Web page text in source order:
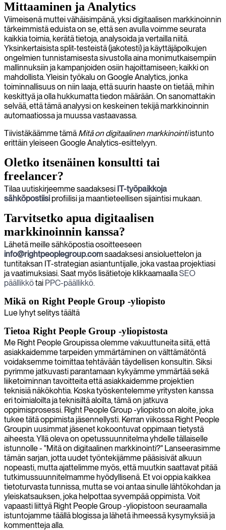
Mittaaminen ja Analytics
Viimeisenä muttei vähäisimpänä, yksi digitaalisen markkinoinnin
tärkeimmistä eduista on se, että sen avulla voimme seurata
kaikkia toimia, kerätä tietoja, analysoida ja vertailla niitä.
Yksinkertaisista split-testeistä (jakotesti) ja käyttäjäpolkujen
ongelmien tunnistamisesta sivustolla aina monimutkaisempiin
mallinnuksiin ja kampanjoiden osiin hajoittamiseen; kaikki on
mahdollista. Yleisin työkalu on Google Analytics, jonka
toiminnallisuus on niin laaja, että suurin haaste on tietää, mihin
keskittyä ja olla hukkumatta tiedon määrään. On sanomattakin
selvää, että tämä analyysi on keskeinen tekijä markkinoinnin
automaatiossa ja muussa vastaavassa.
Tiivistäkäämme tämä Mitä on digitaalinen markkinointiistunto
erittäin yleiseen Google Analytics-esittelyyn.
Oletko itsenäinen konsultti tai
freelancer?
Tilaa uutiskirjeemme saadaksesi IT-työpaikkoja
sähköpostiisiprofiilisi ja maantieteellisen sijaintisi mukaan.
Tarvitsetko apua digitaalisen
markkinoinnin kanssa?
Lähetä meille sähköpostia osoitteeseen
info@rightpeoplegroup.comsaadaksesi ansioluettelon ja
tuntitaksan IT-strategian asiantuntijalle, joka vastaa projektiasi
ja vaatimuksiasi. Saat myös lisätietoje klikkaamaallaSEO
päällikkötai PPC-päällikkö.
Mikä on Right People Group -yliopisto
Lue lyhyt selitys täältä
Tietoa Right People Group -yliopistosta
Me Right People Groupissa olemme vakuuttuneita siitä, että
asiakkaidemme tarpeiden ymmärtäminen on välttämätöntä
voidaksemme toimittaa tehtävään täydellisen konsultin. Siksi
pyrimme jatkuvasti parantamaan kykyämme ymmärtää sekä
liiketoiminnan tavoitteita että asiakkaidemme projektien
teknisiä näkökohtia. Koska työskentelemme yritysten kanssa
eri toimialoilta ja teknisiltä aloilta, tämä on jatkuva
oppimisprosessi. Right People Group -yliopisto on aloite, joka
tukee tätä oppimista jäsennellysti. Kerran viikossa Right People
Groupin uusimmat jäsenet kokoontuvat oppimaan tietystä
aiheesta. Yllä oleva on opetussuunnitelma yhdelle tällaiselle
istunnolle - "Mitä on digitaalinen markkinointi?" Lanseerasimme
tämän sarjan, jotta uudet työntekijämme pääsisivät alkuun
nopeasti, mutta ajattelimme myös, että muutkin saattavat pitää
tutkimussuunnitelmamme hyödyllisenä. Et voi oppia kaikkea
tietoturvasta tunnissa, mutta se voi antaa sinulle lähtökohdan ja
yleiskatsauksen, joka helpottaa syvempää oppimista. Voit
vapaasti liittyä Right People Group -yliopistoon seuraamalla
istuntojamme täällä blogissa ja lähetä ihmeessä kysymyksiä ja
kommentteja alla.